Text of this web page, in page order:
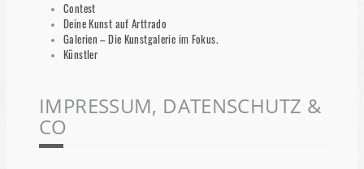
Contest
Deine Kunst auf Arttrado
Galerien – Die Kunstgalerie im Fokus.
Künstler
IMPRESSUM, DATENSCHUTZ &
CO